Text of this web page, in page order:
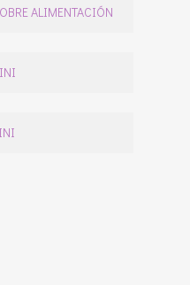
ALIMENTACIÓN